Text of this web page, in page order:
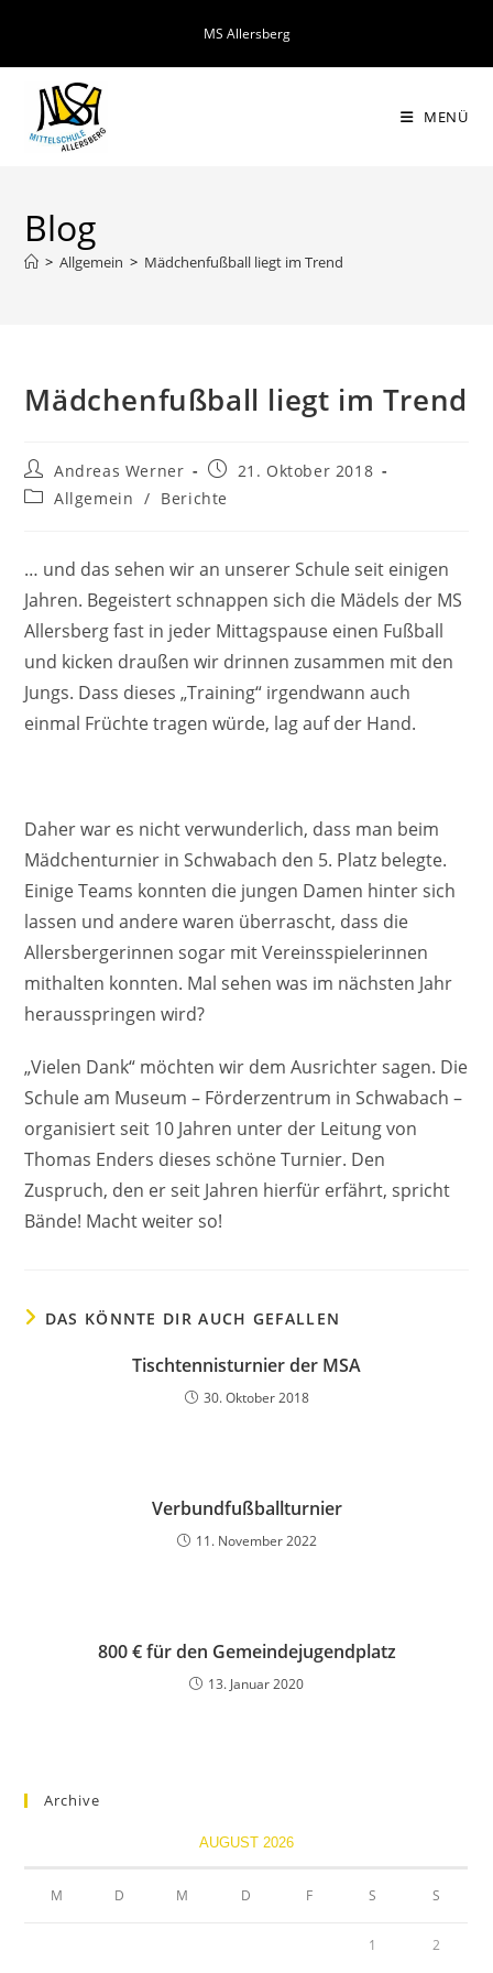
springen
MS Allersberg
MENÜ
Blog
> Allgemein > Mädchenfußball liegt im Trend
Mädchenfußball liegt im Trend
Beitrags-
Autor:
Andreas Werner
Beitrag
veröffentlicht:
21. Oktober 2018
Beitrags-
Allgemein / Berichte
… und das sehen wir an unserer Schule seit einigen
Jahren. Begeistert schnappen sich die Mädels der MS
Allersberg fast in jeder Mittagspause einen Fußball
und kicken draußen wir drinnen zusammen mit den
Jungs. Dass dieses „Training“ irgendwann auch
einmal Früchte tragen würde, lag auf der Hand.
Daher war es nicht verwunderlich, dass man beim
Mädchenturnier in Schwabach den 5. Platz belegte.
Einige Teams konnten die jungen Damen hinter sich
lassen und andere waren überrascht, dass die
Allersbergerinnen sogar mit Vereinsspielerinnen
mithalten konnten. Mal sehen was im nächsten Jahr
herausspringen wird?
„Vielen Dank“ möchten wir dem Ausrichter sagen. Die
Schule am Museum – Förderzentrum in Schwabach –
organisiert seit 10 Jahren unter der Leitung von
Thomas Enders dieses schöne Turnier. Den
Zuspruch, den er seit Jahren hierfür erfährt, spricht
Bände! Macht weiter so!
DAS KÖNNTE DIR AUCH GEFALLEN
Tischtennisturnier der MSA
30. Oktober 2018
Verbundfußballturnier
11. November 2022
800 € für den Gemeindejugendplatz
13. Januar 2020
Archive
AUGUST 2026
M D M D F S S
1 2